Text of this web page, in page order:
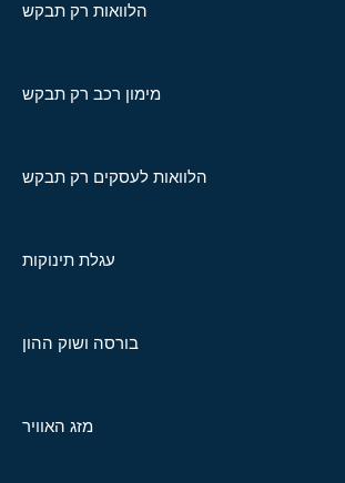
הלוואות רק תבקש
מימון רכב רק תבקש
הלוואות לעסקים רק תבקש
עגלת תינוקות
בורסה ושוק ההון
מזג האוויר